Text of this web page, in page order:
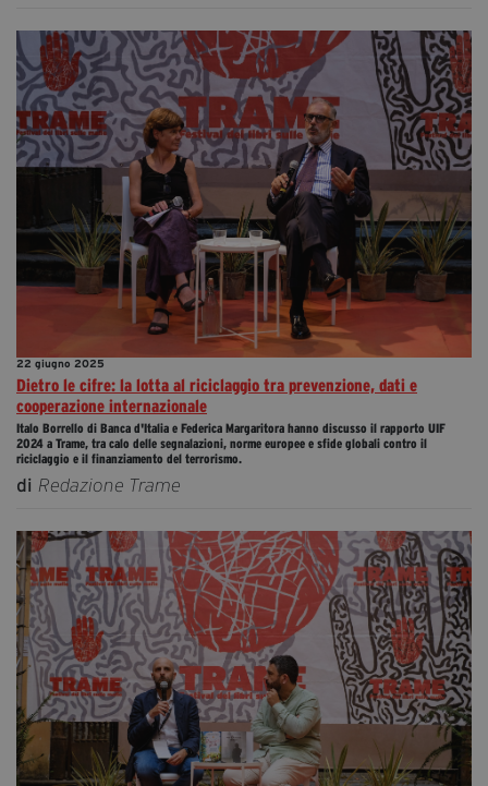
22 giugno 2025
Dietro le cifre: la lotta al riciclaggio tra prevenzione, dati e
cooperazione internazionale
Italo Borrello di Banca d'Italia e Federica Margaritora hanno discusso il rapporto UIF
2024 a Trame, tra calo delle segnalazioni, norme europee e sfide globali contro il
riciclaggio e il finanziamento del terrorismo.
di Redazione Trame